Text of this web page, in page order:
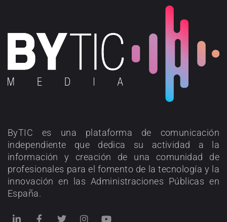
ByTIC es una plataforma de comunicación
independiente que dedica su actividad a la
información y creación de una comunidad de
profesionales para el fomento de la tecnología y la
innovación en las Administraciones Públicas en
España.